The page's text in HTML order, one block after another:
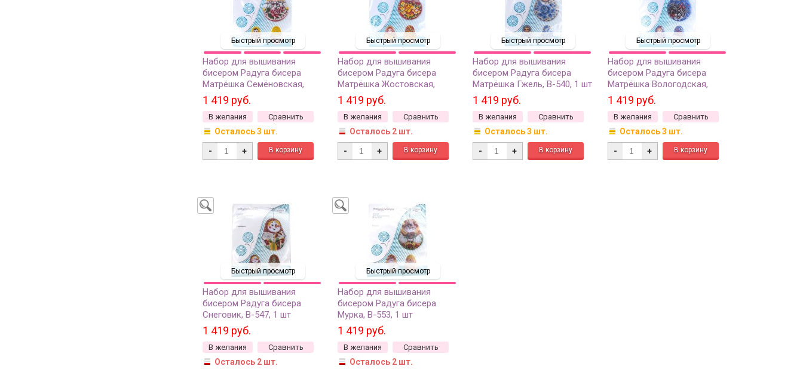
Быстрый просмотр
Набор для вышивания
бисером Радуга бисера
Матрёшка Семёновская,
В-541, 1 шт
1 419 руб.
В желания Сравнить
Осталось 3 шт.
- +
Быстрый просмотр
Набор для вышивания
бисером Радуга бисера
Матрёшка Жостовская,
В-542, 1 шт
1 419 руб.
В желания Сравнить
Осталось 2 шт.
- +
Быстрый просмотр
Набор для вышивания
бисером Радуга бисера
Матрёшка Гжель, В-540, 1 шт
1 419 руб.
В желания Сравнить
Осталось 3 шт.
- +
Быстрый просмотр
Набор для вышивания
бисером Радуга бисера
Матрёшка Вологодская,
В-544, 1 шт
1 419 руб.
В желания Сравнить
Осталось 3 шт.
- +
Быстрый просмотр
Набор для вышивания
бисером Радуга бисера
Снеговик, В-547, 1 шт
1 419 руб.
В желания Сравнить
Осталось 2 шт.
Быстрый просмотр
Набор для вышивания
бисером Радуга бисера
Мурка, В-553, 1 шт
1 419 руб.
В желания Сравнить
Осталось 2 шт.